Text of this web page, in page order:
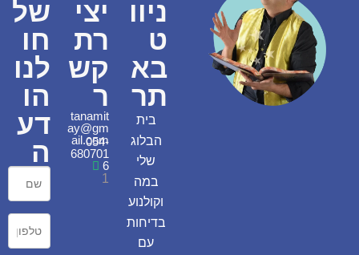
ניוו
ט
בא
תר
בית
הבלוג
שלי
במה
וקולנוע
בדיחות
עם
יצי
רת
קש
ר
tanamit
ay@gm
ail.com
054-
680701
6
1
של
חו
לנו
הו
דע
ה